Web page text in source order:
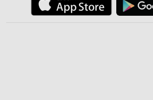
Erstellung von Profilen für personalisierte